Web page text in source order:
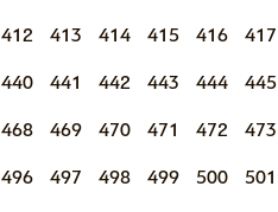
412 413 414 415 416 417
440 441 442 443 444 445
468 469 470 471 472 473
496 497 498 499 500 501